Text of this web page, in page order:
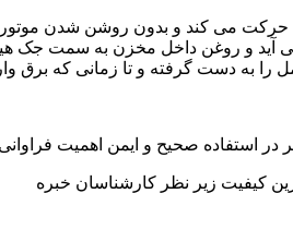
بالا حرکت می کند و بدون روشن شدن
و روغن داخل مخزن به سمت جک
به دست گرفته و تا زمانی که برق وارد
در استفاده صحیح و ایمن اهمیت
کیفیت زیر نظر کارشناسان خبره